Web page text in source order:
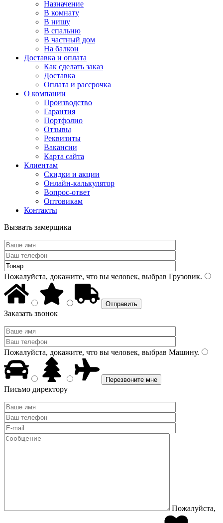
Назначение
В комнату
В нишу
В спальню
В частный дом
На балкон
Доставка и оплата
Как сделать заказ
Доставка
Оплата и рассрочка
О компании
Производство
Гарантия
Портфолио
Отзывы
Реквизиты
Вакансии
Карта сайта
Клиентам
Скидки и акции
Онлайн-калькулятор
Вопрос-ответ
Оптовикам
Контакты
Вызвать замерщика
Пожалуйста, докажите, что вы человек, выбрав Грузовик.
Заказать звонок
Пожалуйста, докажите, что вы человек, выбрав Машину.
Письмо директору
Пожалуйста,